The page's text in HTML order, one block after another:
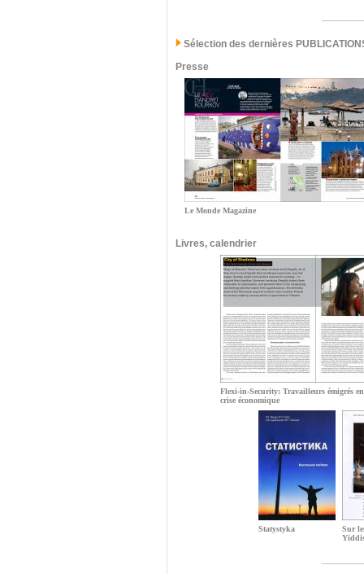
Sélection des dernières
Presse
Le Monde Magazine
Livres, calendrier
Flexi-in-Security: Travailleurs émigrés
crise économique
Statystyka
Sur